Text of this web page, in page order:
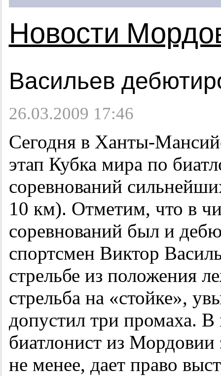
Новости
Васильев
26.03.2009 17:46
Сегодня в Ханты-
этап Кубка мира по
соревнований
10 км). Отметим, что в
соревнований был и
спортсмен Виктор
стрельбе из положения
стрельба на «стойке»,
допустил три промаха. В
биатлонист из Мордовии
не менее, дает право